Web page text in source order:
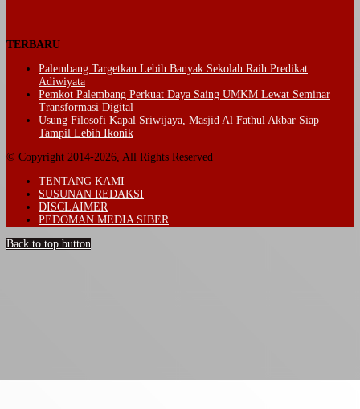
TERBARU
Palembang Targetkan Lebih Banyak Sekolah Raih Predikat
Adiwiyata
Pemkot Palembang Perkuat Daya Saing UMKM Lewat Seminar
Transformasi Digital
Usung Filosofi Kapal Sriwijaya, Masjid Al Fathul Akbar Siap
Tampil Lebih Ikonik
© Copyright 2014-2026, All Rights Reserved
TENTANG KAMI
SUSUNAN REDAKSI
DISCLAIMER
PEDOMAN MEDIA SIBER
Back to top button